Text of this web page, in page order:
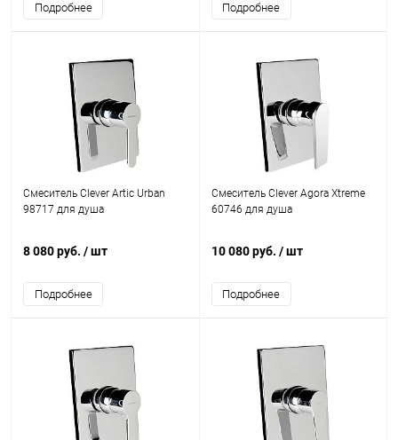
Подробнее Подробнее
Смеситель Clever Artic Urban
98717 для душа
8 080 руб. / шт
Подробнее
Смеситель Clever Agora Xtreme
60746 для душа
10 080 руб. / шт
Подробнее